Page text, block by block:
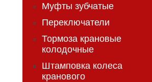
Муфты зубчатые
Переключатели
Тормоза крановые
колодочные
Штамповка колеса
кранового